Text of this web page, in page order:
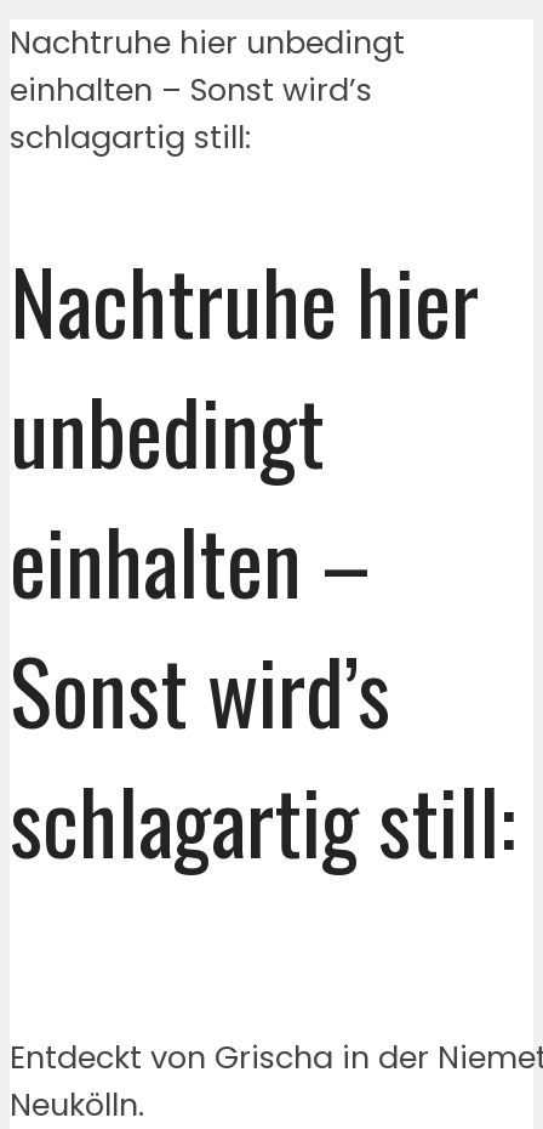
Nachtruhe hier unbedingt
einhalten – Sonst wird’s
schlagartig still:
Nachtruhe hier
unbedingt
einhalten –
Sonst wird’s
schlagartig still:
Entdeckt von Grischa in der
Neukölln.